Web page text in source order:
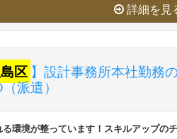
詳細を見
区 】設計事務所本社勤務
派遣）
環境が整っています！スキルアップの